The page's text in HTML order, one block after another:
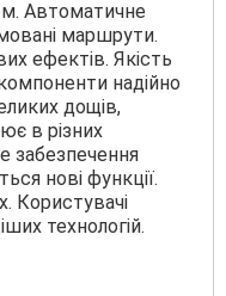
Автоматичне
маршрути.
ефектів. Якість
надійно
дощів,
в різних
забезпечення
нові функції.
Користувачі
технологій.